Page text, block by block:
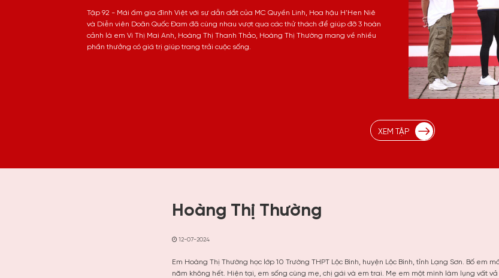
Tập 92 - Mái ấm gia đình Việt với sự dẫn dắt của MC Quyền Linh, Hoa hậu H'Hen Niê
và Diễn viên Doãn Quốc Đam đã cùng nhau vượt qua các thử thách để giúp đỡ 3 hoàn
cảnh là em Vi Thị Mai Anh, Hoàng Thị Thanh Thảo, Hoàng Thị Thường mang về nhiều
phần thưởng có giá trị giúp trang trải cuộc sống.
XEM TẬP
Hoàng Thị Thường
12-07-2024
Em Hoàng Thị Thường học lớp 10 Trường THPT Lộc Bình, huyện Lộc Bình, tỉnh Lạng Sơn. Bố em
năm không hết. Hiện tại, em sống cùng mẹ, chị gái và em trai. Mẹ em một mình làm lụng vất